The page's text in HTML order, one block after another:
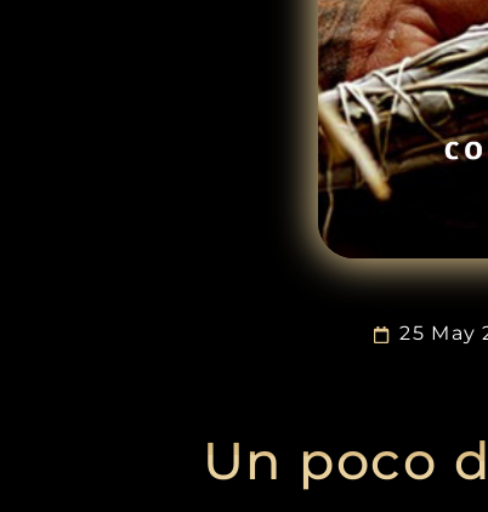
25 May
Un poco